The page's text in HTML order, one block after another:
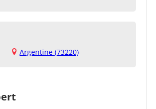
Argentine (73220)